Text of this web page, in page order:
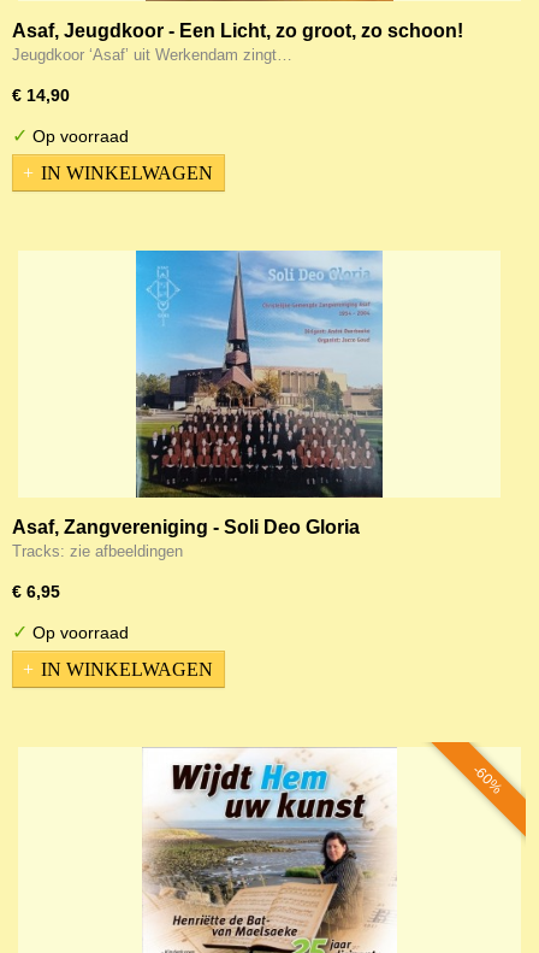
Asaf, Jeugdkoor - Een Licht, zo groot, zo schoon!
Jeugdkoor ‘Asaf’ uit Werkendam zingt…
€ 14,90
✓ Op voorraad
IN WINKELWAGEN
Asaf, Zangvereniging - Soli Deo Gloria
Tracks: zie afbeeldingen
€ 6,95
✓ Op voorraad
IN WINKELWAGEN
-60%